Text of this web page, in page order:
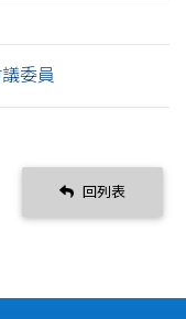
委員
回列表